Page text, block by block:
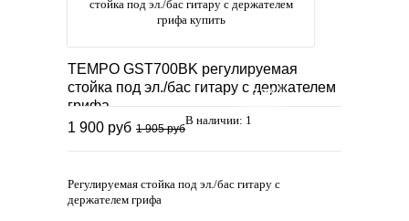
~0.3%
TEMPO GST700BK регулируемая
стойка под эл./бас гитару с держателем
грифа
1 900 руб 1 905 руб
В наличии: 1
Регулируемая стойка под эл./бас гитару с
держателем грифа